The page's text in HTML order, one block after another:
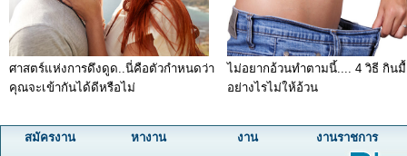
ศาสตร์แห่งการดึงดูด..นี่คือตัวกำหนดว่า
คุณจะเข้ากันได้ดีหรือไม่
ไม่อยากอ้วนทำตามนี้.... 4 วิธี กินมื้
อย่างไรไม่ให้อ้วน
สมัครงาน หางาน งาน งานราชการ